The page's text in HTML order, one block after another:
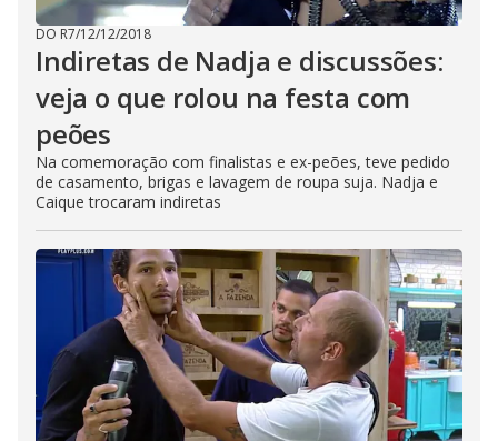
DO R7/12/12/2018
Indiretas de Nadja e discussões:
veja o que rolou na festa com
peões
Na comemoração com finalistas e ex-peões, teve pedido
de casamento, brigas e lavagem de roupa suja. Nadja e
Caique trocaram indiretas